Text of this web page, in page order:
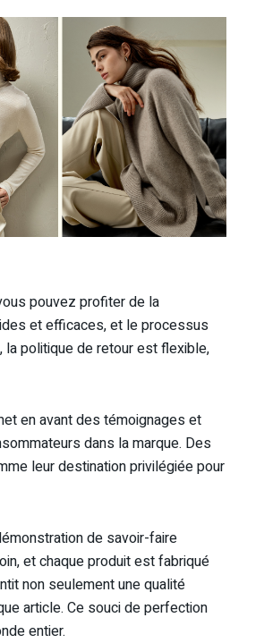
pouvez profiter de la
et efficaces, et le processus
politique de retour est flexible,
en avant des témoignages et
dans la marque. Des
leur destination privilégiée pour
de savoir-faire
et chaque produit est fabriqué
non seulement une qualité
article. Ce souci de perfection
entier.